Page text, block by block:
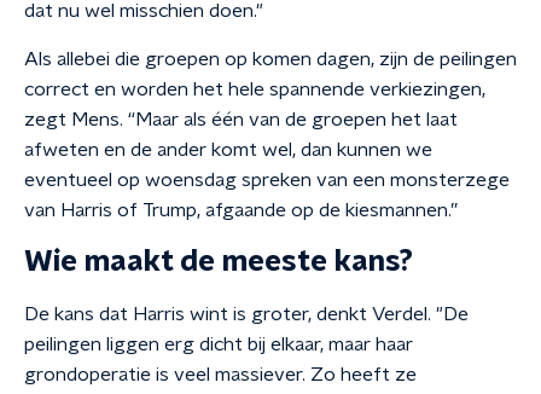
dat nu wel misschien doen."
Als allebei die groepen op komen dagen, zijn de peilingen
correct en worden het hele spannende verkiezingen,
zegt Mens. “Maar als één van de groepen het laat
afweten en de ander komt wel, dan kunnen we
eventueel op woensdag spreken van een monsterzege
van Harris of Trump, afgaande op de kiesmannen.”
Wie maakt de meeste kans?
De kans dat Harris wint is groter, denkt Verdel. "De
peilingen liggen erg dicht bij elkaar, maar haar
grondoperatie is veel massiever. Zo heeft ze